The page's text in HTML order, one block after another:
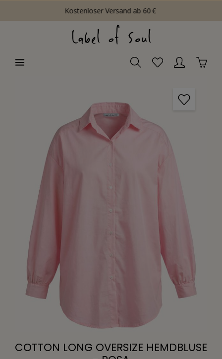
Kostenloser Versand ab 60 €
COTTON LONG OVERSIZE HEMDBLUSE